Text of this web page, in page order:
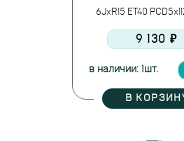
6JxR15 ET40
9 130 ₽
в наличии: 1шт.
В